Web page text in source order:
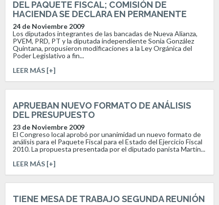
DEL PAQUETE FISCAL; COMISIÓN DE
HACIENDA SE DECLARA EN PERMANENTE
24 de Noviembre 2009
Los diputados integrantes de las bancadas de Nueva Alianza,
PVEM, PRD, PT y la diputada independiente Sonia González
Quintana, propusieron modificaciones a la Ley Orgánica del
Poder Legislativo a fin...
LEER MÁS [+]
APRUEBAN NUEVO FORMATO DE ANÁLISIS
DEL PRESUPUESTO
23 de Noviembre 2009
El Congreso local aprobó por unanimidad un nuevo formato de
análisis para el Paquete Fiscal para el Estado del Ejercicio Fiscal
2010. La propuesta presentada por el diputado panista Martín...
LEER MÁS [+]
TIENE MESA DE TRABAJO SEGUNDA REUNIÓN